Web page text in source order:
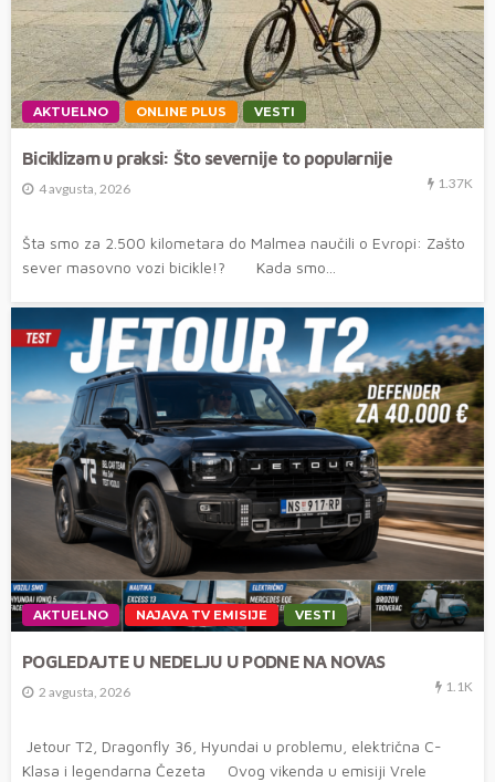
AKTUELNO ONLINE PLUS VESTI
Biciklizam u praksi: Što severnije to popularnije
4 avgusta, 2026 1.37K
Šta smo za 2.500 kilometara do Malmea naučili o Evropi: Zašto
sever masovno vozi bicikle!? Kada smo...
AKTUELNO NAJAVA TV EMISIJE VESTI
POGLEDAJTE U NEDELJU U PODNE NA NOVAS
2 avgusta, 2026 1.1K
Jetour T2, Dragonfly 36, Hyundai u problemu, električna C-
Klasa i legendarna Čezeta Ovog vikenda u emisiji Vrele